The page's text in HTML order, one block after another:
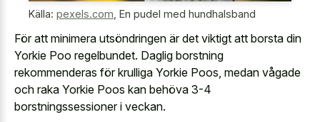
Källa: pexels.com En pudel med hundhalsband
För att minimera utsöndringen är det viktigt att borsta din
Yorkie Poo regelbundet. Daglig borstning
rekommenderas för krulliga Yorkie Poos, medan vågade
och raka Yorkie Poos kan behöva 3-4
borstningssessioner i veckan.